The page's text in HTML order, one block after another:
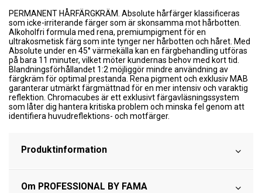
PERMANENT HÅRFÄRGKRÄM. Absolute hårfärger klassificeras
som icke-irriterande färger som är skonsamma mot hårbotten.
Alkoholfri formula med rena, premiumpigment för en
ultrakosmetisk färg som inte tynger ner hårbotten och håret. Med
Absolute under en 45° värmekälla kan en färgbehandling utföras
på bara 11 minuter, vilket möter kundernas behov med kort tid.
Blandningsförhållandet 1:2 möjliggör mindre användning av
färgkräm för optimal prestanda. Rena pigment och exklusiv MAB
garanterar utmärkt färgmättnad för en mer intensiv och varaktig
reflektion. Chromacubes är ett exklusivt färgavläsningssystem
som låter dig hantera kritiska problem och minska fel genom att
identifiera huvudreflektions- och motfärger.
Produktinformation
Om PROFESSIONAL BY FAMA